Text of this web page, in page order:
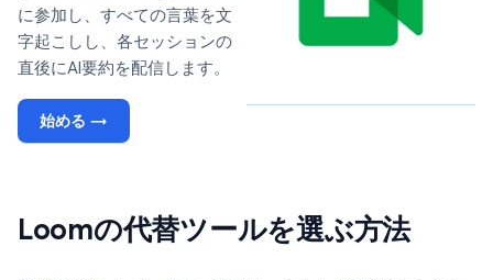
に参加し、すべての言葉を文
字起こしし、各セッションの
直後にAI要約を配信します。
始める →
Loomの代替ツールを選ぶ方法